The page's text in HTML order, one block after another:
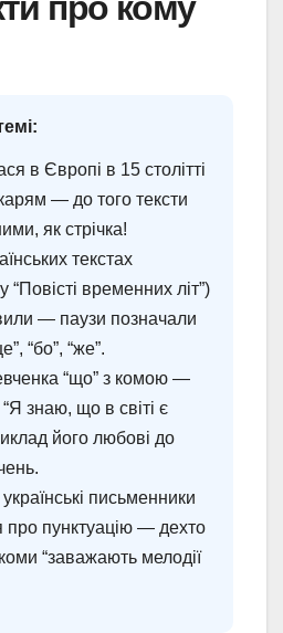
в Європі в 15 столітті
— до того тексти
як стрічка!
текстах
“Повісті временних літ”)
— паузи позначали
“бо”, “же”.
“що” з комою —
“Я знаю, що в світі є
його любові до
українські письменники
про пунктуацію — дехто
“заважають мелодії